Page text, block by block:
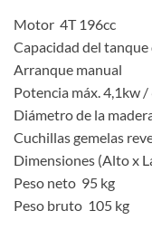
Motor 4T 196cc
Capacidad del tanque
Arranque manual
Potencia máx. 4,1kw /
Diámetro de la
Cuchillas gemelas
Dimensiones (Alto x
Peso neto 95 kg
Peso bruto 105 kg